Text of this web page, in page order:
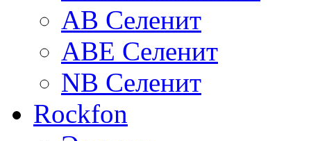
AB Селенит
ABE Селенит
NB Селенит
Rockfon